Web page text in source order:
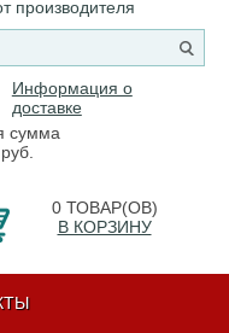
производителя
Информация о
доставке
сумма
0ТОВАР(ОВ)
В КОРЗИНУ